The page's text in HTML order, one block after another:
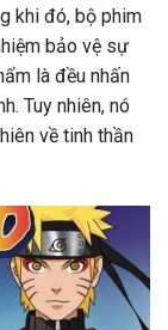
khi đó, bộ phim
bảo vệ sự
là đều nhấn
Tuy nhiên, nó
về tinh thần